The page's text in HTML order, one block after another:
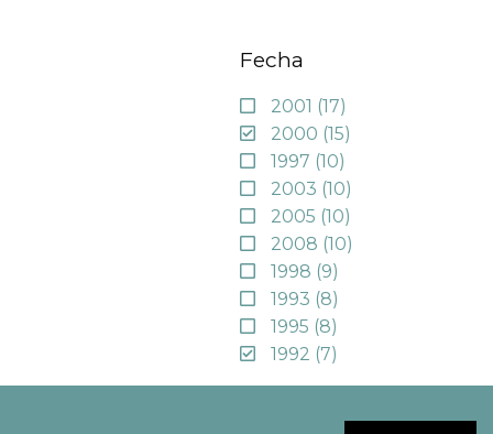
Fecha
2001 (17)
2000 (15)
1997 (10)
2003 (10)
2005 (10)
2008 (10)
1998 (9)
1993 (8)
1995 (8)
1992 (7)